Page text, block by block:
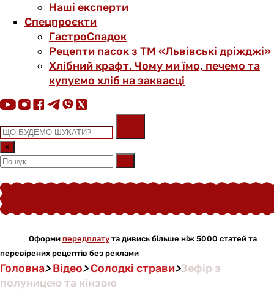
Наші експерти
Спецпроєкти
ГастроСпадок
Рецепти пасок з ТМ «Львівські дріжджі»
Хлібний крафт. Чому ми їмо, печемо та
купуємо хліб на заквасці
×
Оформи передплату та дивись більше ніж 5000 статей та
перевірених рецептів без реклами
Головна>Відео>Солодкі страви>Зефір з
полуницею та кінзою